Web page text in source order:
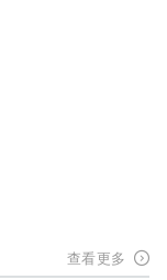
查看更多